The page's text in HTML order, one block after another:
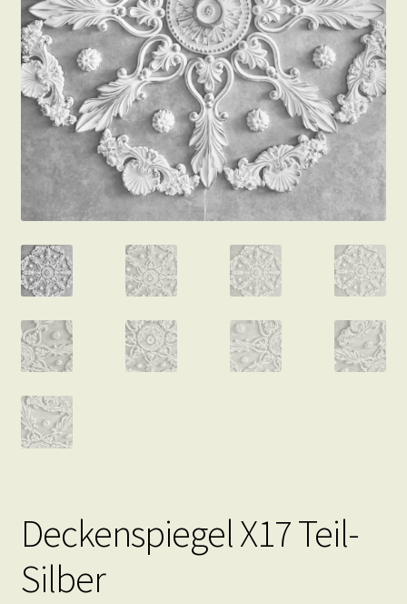
Deckenspiegel X17 Teil-
Silber